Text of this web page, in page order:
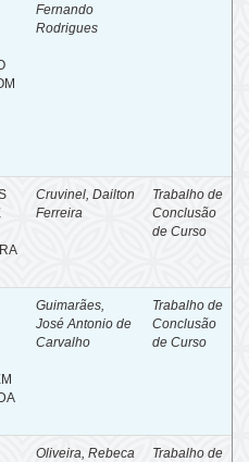
Fernando
Rodrigues
Cruvinel, Dailton
Ferreira
Trabalho de
Conclusão
de Curso
Guimarães,
José Antonio de
Carvalho
Trabalho de
Conclusão
de Curso
Oliveira, Rebeca
Trabalho de